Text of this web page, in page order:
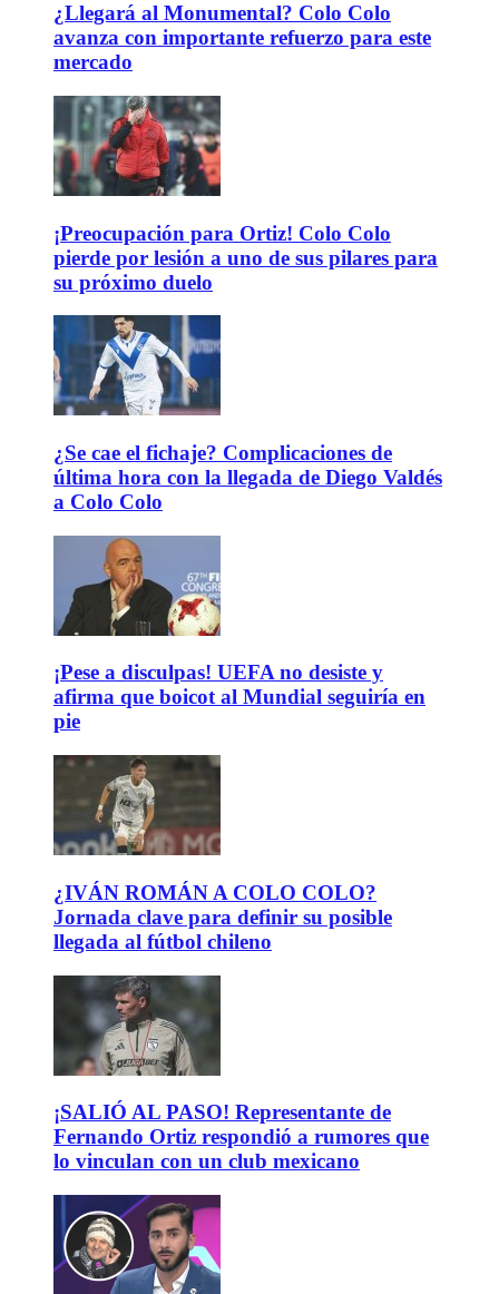
¿Llegará al Monumental? Colo Colo
avanza con importante refuerzo para este
mercado
¡Preocupación para Ortiz! Colo Colo
pierde por lesión a uno de sus pilares para
su próximo duelo
¿Se cae el fichaje? Complicaciones de
última hora con la llegada de Diego Valdés
a Colo Colo
¡Pese a disculpas! UEFA no desiste y
afirma que boicot al Mundial seguiría en
pie
¿IVÁN ROMÁN A COLO COLO?
Jornada clave para definir su posible
llegada al fútbol chileno
¡SALIÓ AL PASO! Representante de
Fernando Ortiz respondió a rumores que
lo vinculan con un club mexicano